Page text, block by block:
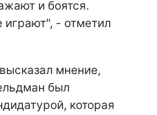
и боятся.
играют", - отметил
мнение,
был
которая